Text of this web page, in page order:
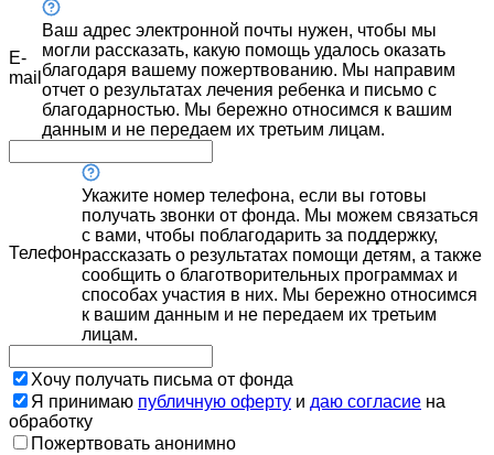
E-
mail
Ваш адрес электронной почты нужен, чтобы мы
могли рассказать, какую помощь удалось оказать
благодаря вашему пожертвованию. Мы направим
отчет о результатах лечения ребенка и письмо с
благодарностью. Мы бережно относимся к вашим
данным и не передаем их третьим лицам.
Телефон
Укажите номер телефона, если вы готовы
получать звонки от фонда. Мы можем связаться
с вами, чтобы поблагодарить за поддержку,
рассказать о результатах помощи детям, а также
сообщить о благотворительных программах и
способах участия в них. Мы бережно относимся
к вашим данным и не передаем их третьим
лицам.
Хочу получать письма от фонда
Я принимаю публичную оферту и даю согласие на
обработку
Пожертвовать анонимно